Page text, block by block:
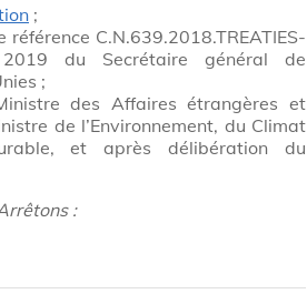
;
C.N.639.2018.TREATIES-
du Secrétaire général de
;
des Affaires étrangères et
de l’Environnement, du Climat
et après délibération du
: